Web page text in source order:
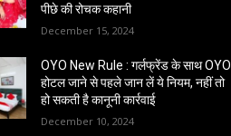
पीछे की रोचक कहानी
December 15, 2024
OYO New Rule : गर्लफ्रेंड के साथ OYO
होटल जाने से पहले जान लें ये नियम, नहीं तो
हो सकती है कानूनी कार्रवाई
December 10, 2024